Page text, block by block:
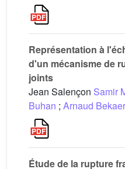
Représentation à
d'un mécanisme de
joints
Jean Salençon Samir
Buhan ; Arnaud
Étude de la rupture